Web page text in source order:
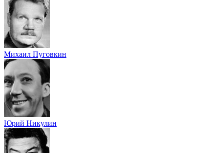
Михаил Пуговкин
Юрий Никулин